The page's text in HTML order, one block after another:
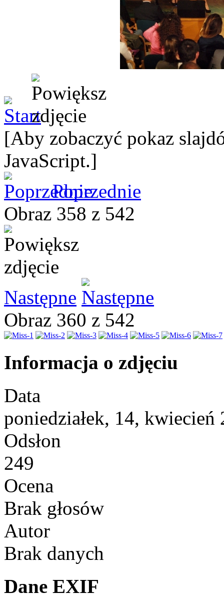
[Aby zobaczyć pokaz
JavaScript.]
Poprzednie
Obraz 358 z 542
Następne
Obraz 360 z 542
Informacja o zdjęciu
Data
poniedziałek, 14, kwiecień
Odsłon
249
Ocena
Brak głosów
Autor
Brak danych
Dane EXIF